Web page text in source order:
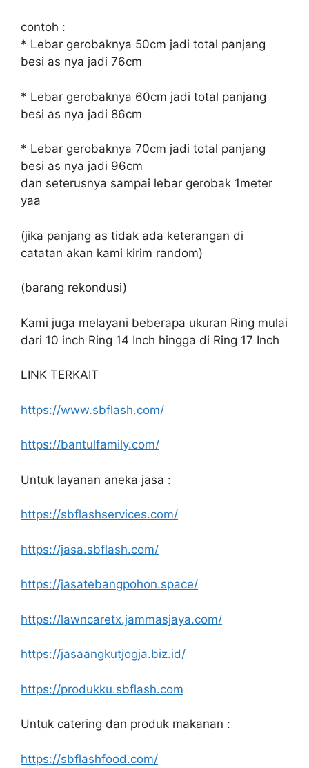
contoh :
* Lebar gerobaknya 50cm jadi total panjang
besi as nya jadi 76cm
* Lebar gerobaknya 60cm jadi total panjang
besi as nya jadi 86cm
* Lebar gerobaknya 70cm jadi total panjang
besi as nya jadi 96cm
dan seterusnya sampai lebar gerobak 1meter
yaa
(jika panjang as tidak ada keterangan di
catatan akan kami kirim random)
(barang rekondusi)
Kami juga melayani beberapa ukuran Ring mulai
dari 10 inch Ring 14 Inch hingga di Ring 17 Inch
LINK TERKAIT
https://www.sbflash.com/
https://bantulfamily.com/
Untuk layanan aneka jasa :
https://sbflashservices.com/
https://jasa.sbflash.com/
https://jasatebangpohon.space/
https://lawncaretx.jammasjaya.com/
https://jasaangkutjogja.biz.id/
https://produkku.sbflash.com
Untuk catering dan produk makanan :
https://sbflashfood.com/